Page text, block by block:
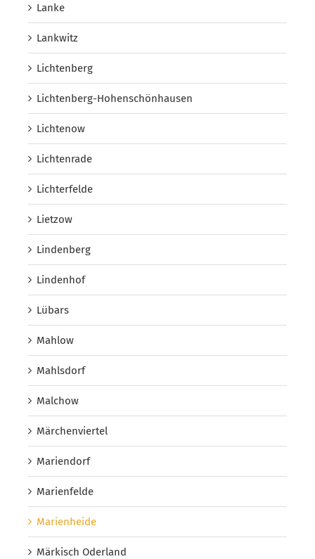
Lanke
Lankwitz
Lichtenberg
Lichtenberg-Hohenschönhausen
Lichtenow
Lichtenrade
Lichterfelde
Lietzow
Lindenberg
Lindenhof
Lübars
Mahlow
Mahlsdorf
Malchow
Märchenviertel
Mariendorf
Marienfelde
Marienheide
Märkisch Oderland